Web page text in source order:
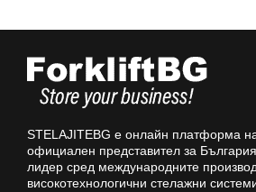
STELAJITEBG е онлайн платформа
официален представител за
лидер сред международните
високотехнологични стелажни